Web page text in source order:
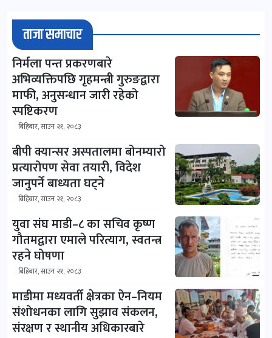
ताजा समाचार
निर्मला पन्त प्रकरणबारे
अभिव्यक्तिपछि गृहमन्त्री गुरुङद्वारा
माफी, अनुसन्धान जारी रहेको
स्पष्टिकरण
बिहिबार, साउन २१, २०८३
बीपी क्यान्सर अस्पतालमा बोनम्यारो
प्रत्यारोपण सेवा तयारी, विदेश
जानुपर्ने बाध्यता घट्ने
बिहिबार, साउन २१, २०८३
युवा संघ माडी–८ का सचिव कृष्ण
गौतमद्वारा एमाले परित्याग, स्वतन्त्र
रहने घोषणा
बिहिबार, साउन २१, २०८३
माडीमा मध्यवर्ती क्षेत्रका ऐन–नियम
संशोधनका लागि सुझाव संकलन,
संरक्षण र स्थानीय अधिकारबारे